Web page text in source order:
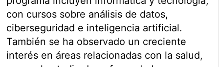
con cursos sobre análisis de datos,
ciberseguridad e inteligencia artificial.
También se ha observado un creciente
interés en áreas relacionadas con la salud,